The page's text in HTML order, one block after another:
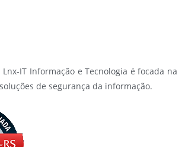
IT Informação e Tecnologia é focada na
de segurança da informação.